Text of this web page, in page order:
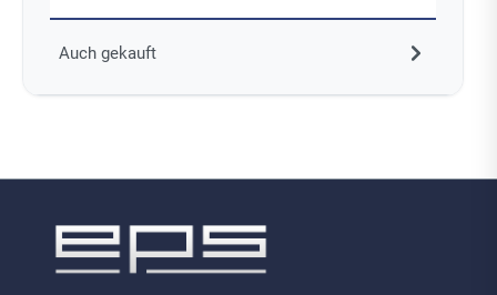
Auch gekauft